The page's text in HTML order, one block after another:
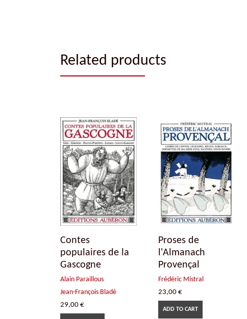
Related products
Contes
populaires de la
Gascogne
Alain Paraillous
Jean-François Bladé
29,00 €
Proses de
l'Almanach
Provençal
Frédéric Mistral
23,00 €
ADD TO CART